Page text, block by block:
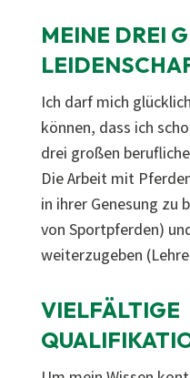
MEINE DREI
Ich darf mich
können, dass ich
drei großen
Die Arbeit mit
in ihrer Genesung zu
von Sportpferden)
weiterzugeben
VIELFÄLTIGE